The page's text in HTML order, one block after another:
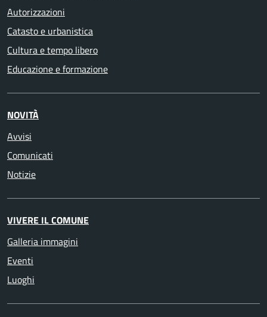
Autorizzazioni
Catasto e urbanistica
Cultura e tempo libero
Educazione e formazione
NOVITÀ
Avvisi
Comunicati
Notizie
VIVERE IL COMUNE
Galleria immagini
Eventi
Luoghi